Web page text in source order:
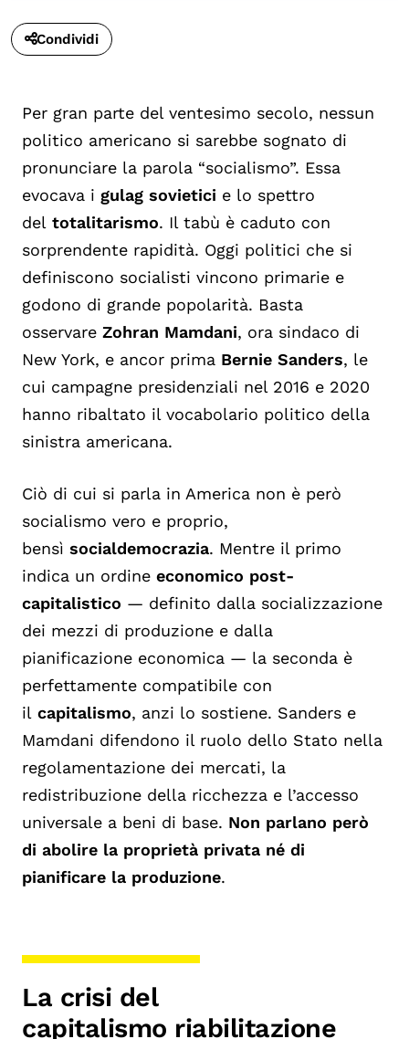
Condividi
Per gran parte del ventesimo secolo, nessun
politico americano si sarebbe sognato di
pronunciare la parola “socialismo”. Essa
evocava i gulag sovietici e lo spettro
del totalitarismo. Il tabù è caduto con
sorprendente rapidità. Oggi politici che si
definiscono socialisti vincono primarie e
godono di grande popolarità. Basta
osservare Zohran Mamdani, ora sindaco di
New York, e ancor prima Bernie Sanders, le
cui campagne presidenziali nel 2016 e 2020
hanno ribaltato il vocabolario politico della
sinistra americana.
Ciò di cui si parla in America non è però
socialismo vero e proprio,
bensì socialdemocrazia. Mentre il primo
indica un ordine economico post-
capitalistico — definito dalla socializzazione
dei mezzi di produzione e dalla
pianificazione economica — la seconda è
perfettamente compatibile con
il capitalismo, anzi lo sostiene. Sanders e
Mamdani difendono il ruolo dello Stato nella
regolamentazione dei mercati, la
redistribuzione della ricchezza e l’accesso
universale a beni di base. Non parlano però
di abolire la proprietà privata né di
pianificare la produzione.
La crisi del
capitalismo riabilitazione